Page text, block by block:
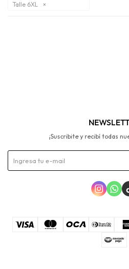
Talle 6XL
¡Suscribite y recibí todas
 